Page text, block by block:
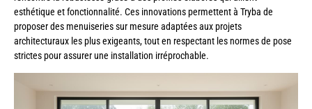
esthétique et fonctionnalité. Ces innovations permettent à Tryba de
proposer des menuiseries sur mesure adaptées aux projets
architecturaux les plus exigeants, tout en respectant les normes de pose
strictes pour assurer une installation irréprochable.